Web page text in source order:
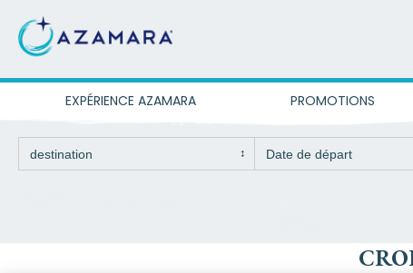
EXPÉRIENCE AZAMARA PROMOTIONS